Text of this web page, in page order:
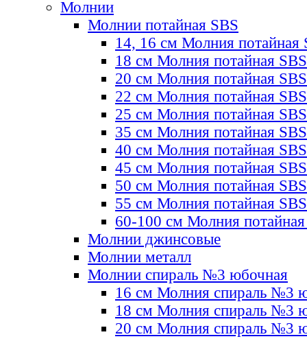
Молнии
Молнии потайная SBS
14, 16 см Молния потайная
18 см Молния потайная SBS
20 см Молния потайная SBS
22 см Молния потайная SBS
25 см Молния потайная SBS
35 см Молния потайная SBS
40 см Молния потайная SBS
45 см Молния потайная SBS
50 см Молния потайная SBS
55 см Молния потайная SBS
60-100 см Молния
Молнии джинсовые
Молнии металл
Молнии спираль №3 юбочная
16 см Молния спираль №3
18 см Молния спираль №3
20 см Молния спираль №3